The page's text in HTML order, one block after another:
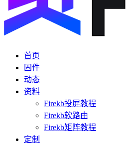
首页
固件
动态
资料
Firekb投屏教程
Firekb软路由
Firekb矩阵教程
定制